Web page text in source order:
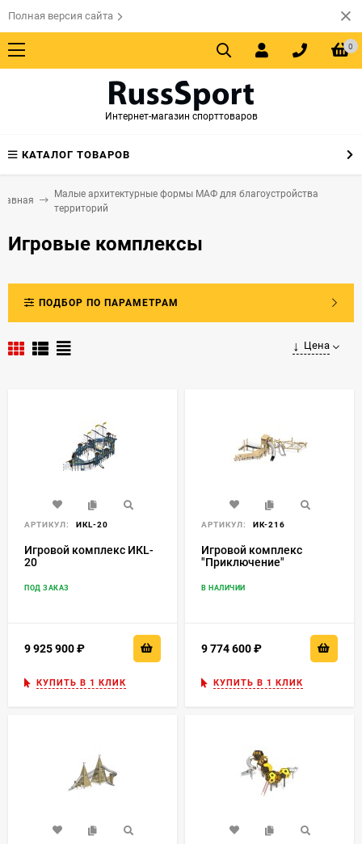
Полная версия сайта
0
Интернет-магазин спорттоваров
КАТАЛОГ ТОВАРОВ
Малые архитектурные формы МАФ для благоустройства
территорий
Игровые комплексы
ПОДБОР ПО ПАРАМЕТРАМ
Цена
АРТИКУЛ: ИКL-20
Игровой комплекс ИКL-
20
ПОД ЗАКАЗ
9 925 900
КУПИТЬ В 1 КЛИК
АРТИКУЛ: ИК-216
Игровой комплекс
"Приключение"
В НАЛИЧИИ
9 774 600
КУПИТЬ В 1 КЛИК